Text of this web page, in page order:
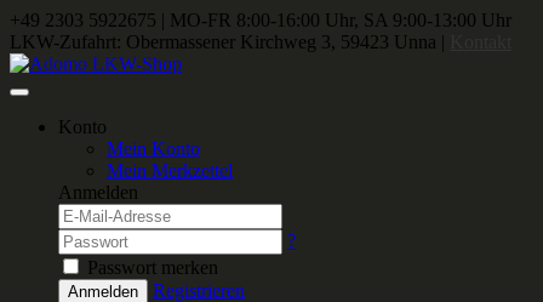
+49 2303 5922675 | MO-FR 8:00-16:00 Uhr, SA 9:00-13:00 Uhr
LKW-Zufahrt: Obermassener Kirchweg 3, 59423 Unna |
Konto
Mein Konto
Mein Merkzettel
Anmelden
?
Passwort merken
Anmelden Registrieren